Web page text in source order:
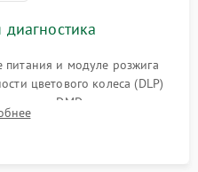
и модуле розжига
цветового колеса (DLP)
DMD-чипа, датчиков
помощью мультиметра и